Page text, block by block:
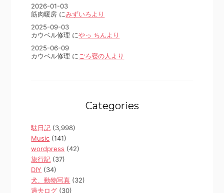
2026-01-03
筋肉暖房 にみずいろより
2025-09-03
カウベル修理 にやっ ちんより
2025-06-09
カウベル修理 に ごろ寝の人より
Categories
駄日記 (3,998)
Music (141)
wordpress (42)
旅行記 (37)
DIY (34)
犬、動物写真 (32)
過去ログ (30)